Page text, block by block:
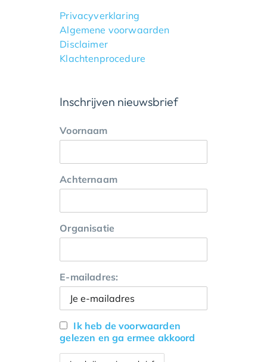
Privacyverklaring
Algemene voorwaarden
Disclaimer
Klachtenprocedure
Inschrijven nieuwsbrief
Voornaam
Achternaam
Organisatie
E-mailadres:
Ik heb de voorwaarden
gelezen en ga ermee akkoord